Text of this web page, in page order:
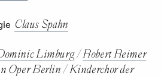
Claus Spahn
Limburg/Robert Reimer
Oper Berlin /Kinderchor der